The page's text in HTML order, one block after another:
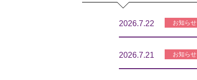
2026.7.22 お知らせ
2026.7.21 お知らせ